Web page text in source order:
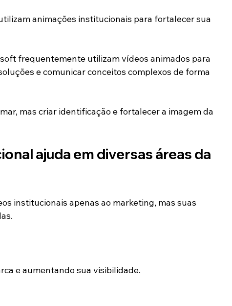
animações institucionais para fortalecer sua
frequentemente utilizam vídeos animados para
e comunicar conceitos complexos de forma
mas criar identificação e fortalecer a imagem da
ajuda em diversas áreas da
institucionais apenas ao marketing, mas suas
e aumentando sua visibilidade.